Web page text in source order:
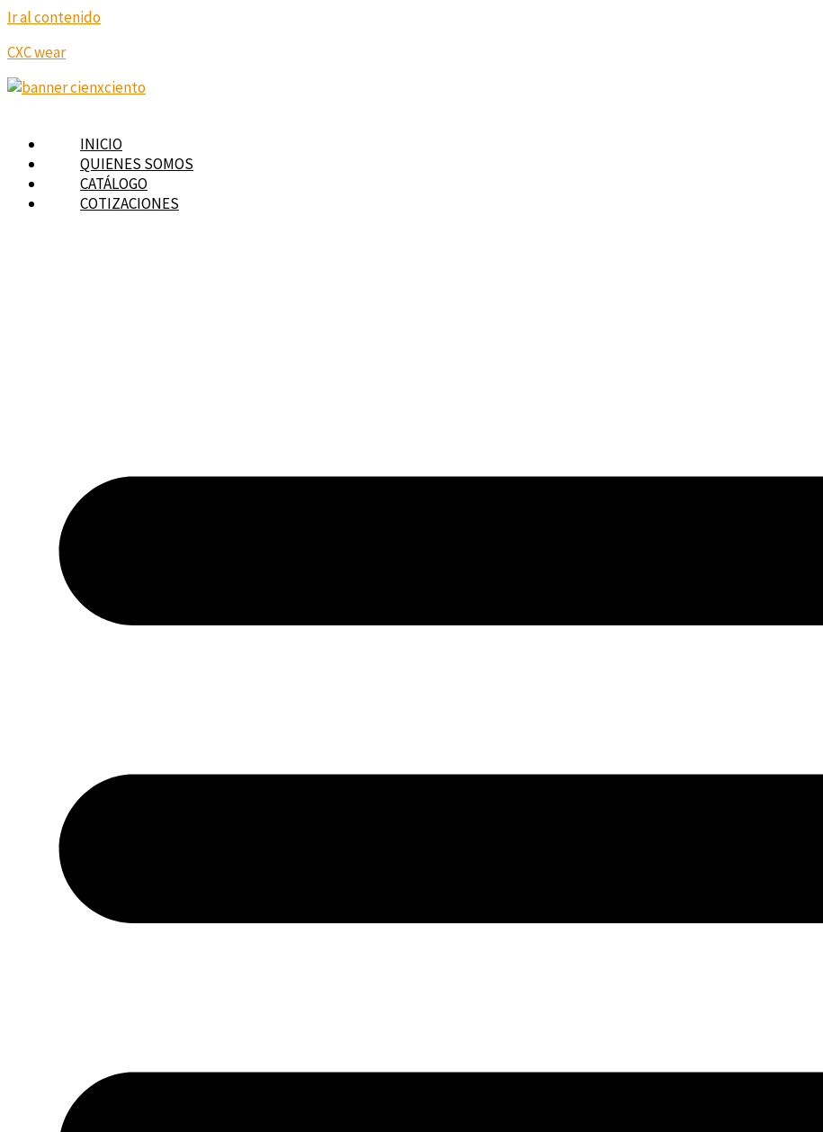
Ir al contenido
CXC wear
INICIO
QUIENES SOMOS
CATÁLOGO
COTIZACIONES